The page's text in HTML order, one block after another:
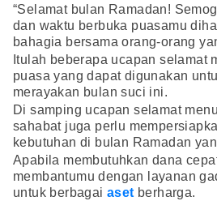
“Selamat bulan Ramadan!
dan waktu berbuka puasamu
bahagia bersama orang-orang
Itulah beberapa ucapan selamat
puasa yang dapat digunakan
merayakan bulan suci ini.
Di samping ucapan selamat
sahabat juga perlu
kebutuhan di bulan Ramadan
Apabila membutuhkan dana
membantumu dengan layanan
untuk berbagaiasetberharga.